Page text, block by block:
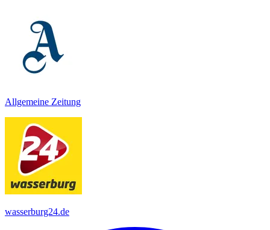
Allgemeine Zeitung
wasserburg24.de